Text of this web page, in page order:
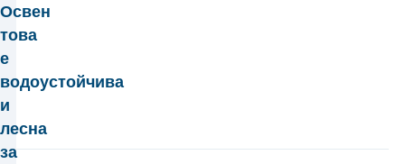
Освен
това
е
водоустойчива
и
лесна
за